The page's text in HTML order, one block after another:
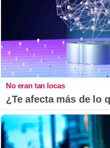
No eran tan locas
¿Te afecta más de lo